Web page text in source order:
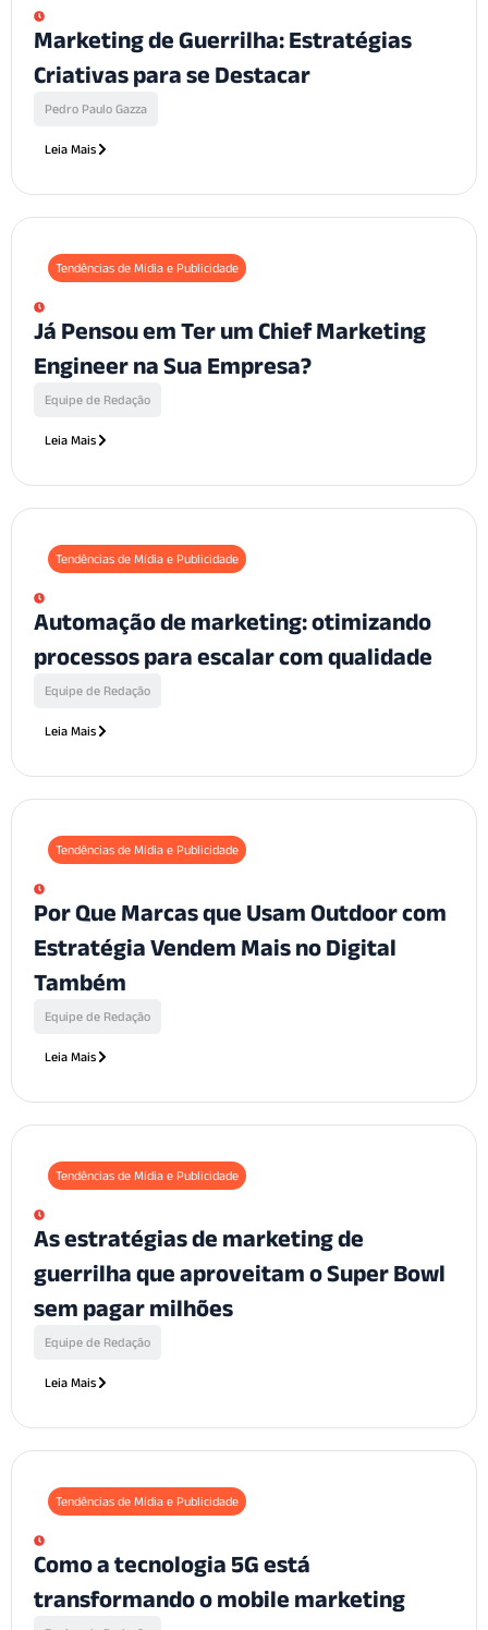
Marketing de Guerrilha: Estratégias
Criativas para se Destacar
Pedro Paulo Gazza
Leia Mais
Tendências de Mídia e Publicidade
Já Pensou em Ter um Chief Marketing
Engineer na Sua Empresa?
Equipe de Redação
Leia Mais
Tendências de Mídia e Publicidade
Automação de marketing: otimizando
processos para escalar com qualidade
Equipe de Redação
Leia Mais
Tendências de Mídia e Publicidade
Por Que Marcas que Usam Outdoor com
Estratégia Vendem Mais no Digital
Também
Equipe de Redação
Leia Mais
Tendências de Mídia e Publicidade
As estratégias de marketing de
guerrilha que aproveitam o Super Bowl
sem pagar milhões
Equipe de Redação
Leia Mais
Tendências de Mídia e Publicidade
Como a tecnologia 5G está
transformando o mobile marketing